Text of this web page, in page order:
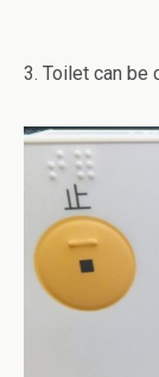
3. Toilet can be